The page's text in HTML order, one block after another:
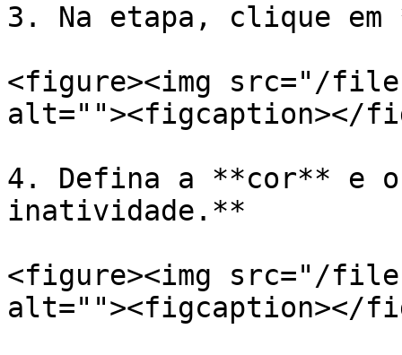
3. Na etapa, clique
<figure><img src="/files/
alt=""><figcaption></
4. Defina a **cor** e o
inatividade.**
<figure><img src="/files/
alt=""><figcaption></